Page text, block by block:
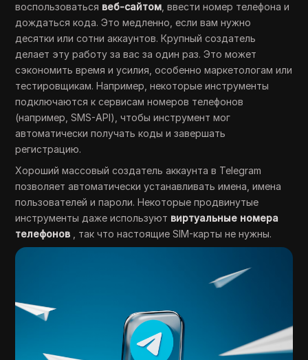
воспользоваться веб-сайтом , ввести номер телефона и
дождаться кода. Это медленно, если вам нужно
десятки или сотни аккаунтов. Крупный создатель
делает эту работу за вас за один раз. Это может
сэкономить время и усилия, особенно маркетологам или
тестировщикам. Например, некоторые инструменты
подключаются к сервисам номеров телефонов
(например, SMS-API), чтобы инструмент мог
автоматически получать коды и завершать
регистрацию.
Хороший массовый создатель аккаунта в Telegram
позволяет автоматически устанавливать имена, имена
пользователей и пароли. Некоторые продвинутые
инструменты даже используют виртуальные номера
телефонов , так что настоящие SIM-карты не нужны.